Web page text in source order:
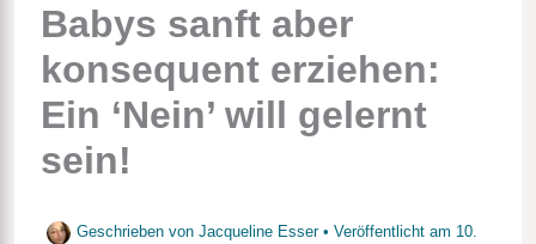
Babys sanft aber
konsequent erziehen:
Ein ‘Nein’ will gelernt
sein!
Geschrieben von Jacqueline Esser • Veröffentlicht am 10.